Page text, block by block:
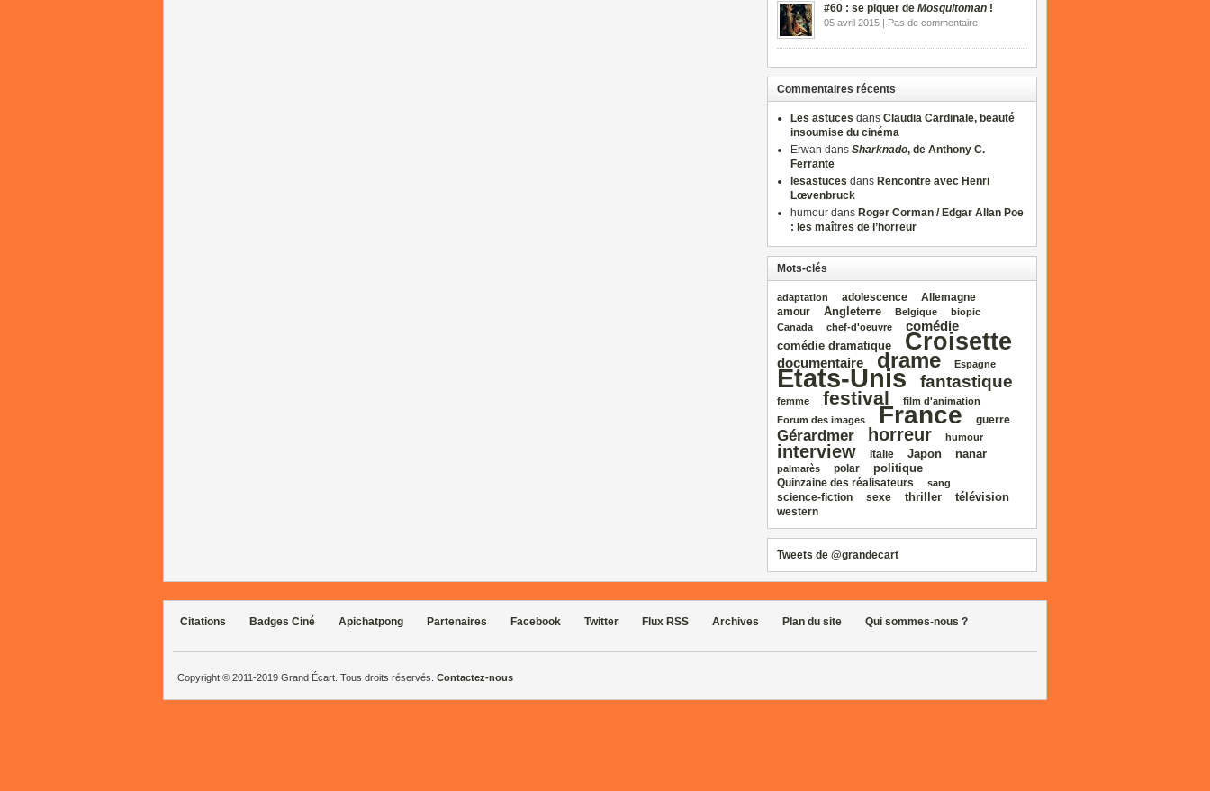
#60 : se piquer de Mosquitoman !
05 avril 2015 | Pas de commentaire
Commentaires récents
Les astuces dans Claudia Cardinale, beauté
insoumise du cinéma
Erwan dans Sharknado, de Anthony C.
Ferrante
lesastuces dans Rencontre avec Henri
Lœvenbruck
humour dans Roger Corman / Edgar Allan Poe
: les maîtres de l’horreur
Mots-clés
adaptation adolescence Allemagne
amour Angleterre Belgique
biopic
Canada
chef‑d'oeuvre comédie
comédie dramatique Croisette
documentaire drame Espagne
Etats‑Unis fantastique
femme festival
film d'animation
Forum des images
France guerre
Gérardmer horreur humour
interview Italie Japon nanar
palmarès polar politique
Quinzaine des réalisateurs sang
science‑fiction sexe thriller télévision
western
Tweets de @grandecart
Citations Badges Ciné Apichatpong Partenaires Facebook Twitter Flux RSS Archives Plan du site Qui sommes-nous ?
Copyright © 2011-2019 Grand Écart. Tous droits réservés. Contactez-nous